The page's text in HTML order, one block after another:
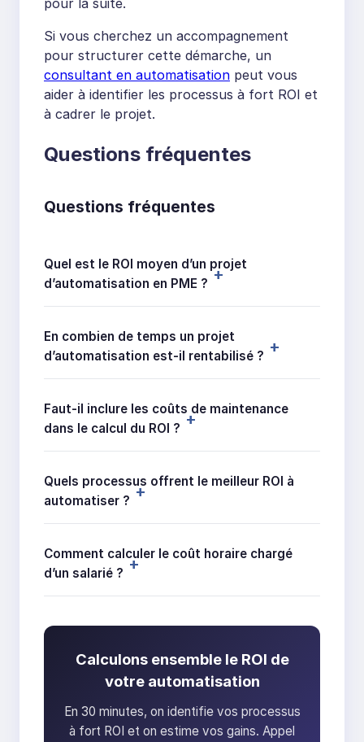
pour la suite.
Si vous cherchez un accompagnement
pour structurer cette démarche, un
consultant en automatisation peut vous
aider à identifier les processus à fort ROI et
à cadrer le projet.
Questions fréquentes
Questions fréquentes
Quel est le ROI moyen d’un projet
d’automatisation en PME ?
En combien de temps un projet
d’automatisation est-il rentabilisé ?
Faut-il inclure les coûts de maintenance
dans le calcul du ROI ?
Quels processus offrent le meilleur ROI à
automatiser ?
Comment calculer le coût horaire chargé
d’un salarié ?
Calculons ensemble le ROI de
votre automatisation
En 30 minutes, on identifie vos processus
à fort ROI et on estime vos gains. Appel